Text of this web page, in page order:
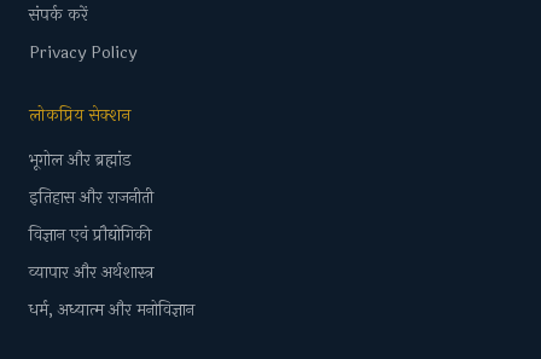
संपर्क करें
Privacy Policy
लोकप्रिय सेक्शन
भूगोल और ब्रह्मांड
इतिहास और राजनीती
विज्ञान एवं प्रौद्योगिकी
व्यापार और अर्थशास्त्र
धर्म, अध्यात्म और मनोविज्ञान